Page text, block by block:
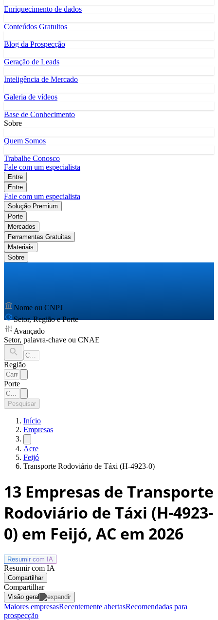
Enriquecimento de dados
Conteúdos Gratuitos
Blog da Prospecção
Geração de Leads
Inteligência de Mercado
Galeria de vídeos
Base de Conhecimento
Sobre
Quem Somos
Trabalhe Conosco
Fale com um especialista
Entre
Entre
Fale com um especialista
Solução Premium
Porte
Mercados
Ferramentas Gratuitas
Materiais
Sobre
Nome ou CNPJ
Setor, Região e Porte
Avançado
Setor, palavra-chave ou CNAE
Região
Porte
Pesquisar
Início
Empresas
Acre
Feijó
Transporte Rodoviário de Táxi (H-4923-0)
13 Empresas de Transporte
Rodoviário de Táxi (H-4923-
0) em Feijó, AC em 2026
Resumir com IA
Resumir com IA
Compartilhar
Compartilhar
Visão geral
Maiores empresasRecentemente abertasRecomendadas para
prospecção